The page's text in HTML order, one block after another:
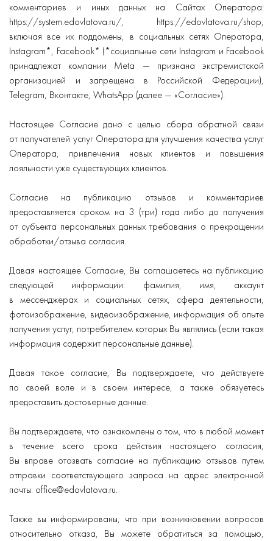
комментариев и иных данных на Сайтах Оператора:
https://system.edovlatova.ru/, https://edovlatova.ru/shop,
включая все их поддомены, в социальных сетях Оператора,
Instagram*, Facebook* (*социальные сети Instagram и Facebook
принадлежат компании Meta — признана экстремистской
организацией и запрещена в Российской Федерации),
Telegram, Вконтакте, WhatsApp (далее — «Согласие»).
Настоящее Согласие дано с целью сбора обратной связи
от получателей услуг Оператора для улучшения качества услуг
Оператора, привлечения новых клиентов и повышения
лояльности уже существующих клиентов.
Согласие на публикацию отзывов и комментариев
предоставляется сроком на 3 (три) года либо до получения
от субъекта персональных данных требования о прекращении
обработки/отзыва согласия.
Давая настоящее Согласие, Вы соглашаетесь на публикацию
следующей информации: фамилия, имя, аккаунт
в мессенджерах и социальных сетях, сфера деятельности,
фотоизображение, видеоизображение, информация об опыте
получения услуг, потребителем которых Вы являлись (если такая
информация содержит персональные данные).
Давая такое согласие, Вы подтверждаете, что действуете
по своей воле и в своем интересе, а также обязуетесь
предоставить достоверные данные.
Вы подтверждаете, что ознакомлены о том, что в любой момент
в течение всего срока действия настоящего согласия,
Вы вправе отозвать согласие на публикацию отзывов путем
отправки соответствующего запроса на адрес электронной
почты: office@edovlatova.ru.
Также вы информированы, что при возникновении вопросов
относительно отказа, Вы можете обратиться за помощью,